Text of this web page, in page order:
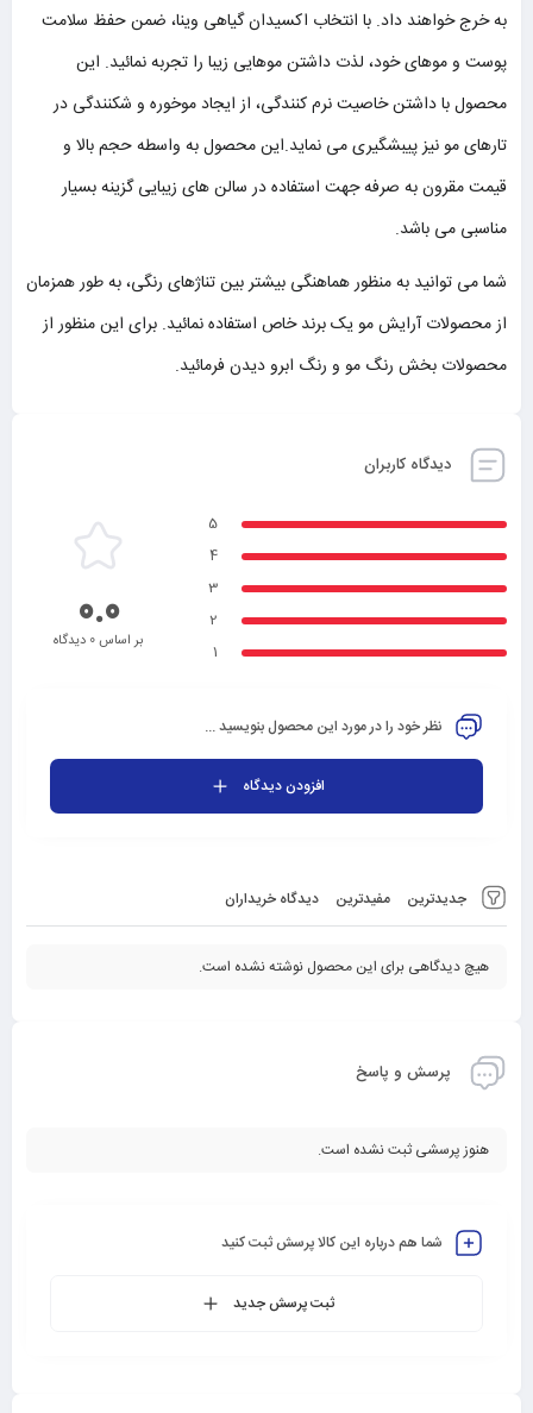
به خرج خواهند داد. با انتخاب اکسیدان گیاهی وینا، ضمن حفظ سلامت
پوست و موهای خود، لذت داشتن موهایی زیبا را تجربه نمائید. این
محصول با داشتن خاصیت نرم کنندگی، از ایجاد موخوره و شکنندگی در
تارهای مو نیز پیبشگیری می نماید.این محصول به واسطه حجم بالا و
قیمت مقرون به صرفه جهت استفاده در سالن های زیبایی گزینه بسیار
مناسبی می باشد.
شما می توانید به منظور هماهنگی بیشتر بین تناژهای رنگی، به طور همزمان
از محصولات آرایش مو یک برند خاص استفاده نمائید. برای این منظور از
محصولات بخش رنگ مو و رنگ ابرو دیدن فرمائید.
دیدگاه کاربران
جدیدترین مفیدترین دیدگاه خریداران
هیچ دیدگاهی برای این محصول نوشته نشده است.
5
4
3
2
1
0.0بر اساس 0 دیدگاه
نظر خود را در مورد این محصول بنویسید ...
افزودن دیدگاه
پرسش و پاسخ
هنوز پرسشی ثبت نشده است.
شما هم درباره این کالا پرسش ثبت کنید
ثبت پرسش جدید